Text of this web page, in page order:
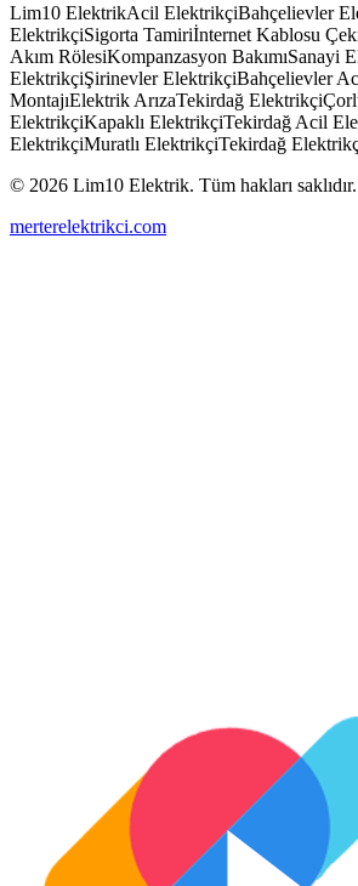
Lim10 ElektrikAcil ElektrikçiBahçelievler
ElektrikçiSigorta Tamiriİnternet Kablosu
Akım RölesiKompanzasyon BakımıSanayi
ElektrikçiŞirinevler ElektrikçiBahçelievler
MontajıElektrik ArızaTekirdağ Elektrikçi
ElektrikçiKapaklı ElektrikçiTekirdağ Acil
ElektrikçiMuratlı ElektrikçiTekirdağ
© 2026 Lim10 Elektrik. Tüm hakları saklıdır.
merterelektrikci.com